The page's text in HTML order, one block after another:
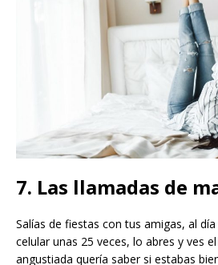
7. Las llamadas de
Salías de fiestas con tus amigas, al
celular unas 25 veces, lo abres y ves
angustiada quería saber si estabas